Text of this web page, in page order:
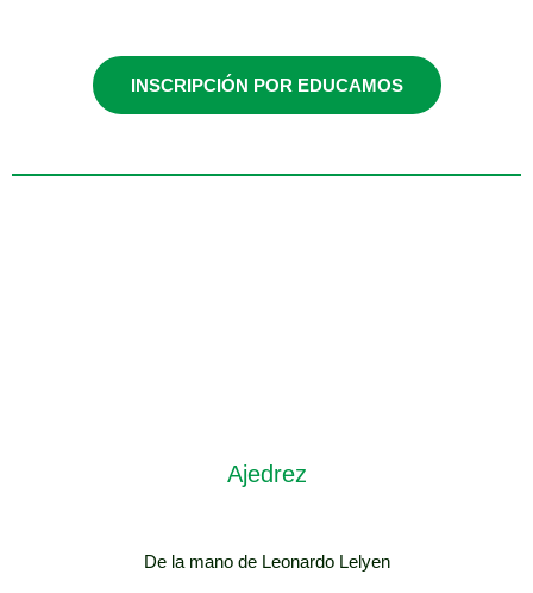
Infantil y
Primaria
Miércoles / 17:00-
INSCRIPCIÓN POR EDUCAMOS
Ajedrez
De la mano de Leonardo Lelyen